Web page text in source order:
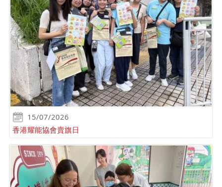
15/07/2026
香港耀能協會賣旗日